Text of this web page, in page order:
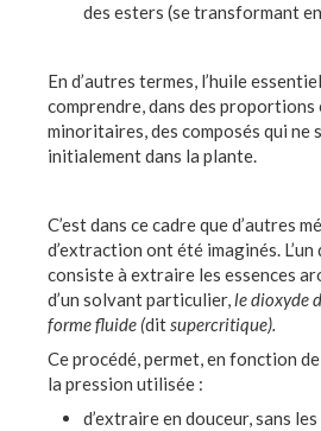
des esters (se transformant
En d’autres termes, l’huile
comprendre, dans des
minoritaires, des composés qui ne
initialement dans la plante.
C’est dans ce cadre que d’autres
d’extraction ont été imaginés.
consiste à extraire les essences
d’un solvant particulier,le dioxyde
forme fluide (ditsupercritique).
Ce procédé, permet, en fonction
la pression utilisée :
d’extraire en douceur, sans